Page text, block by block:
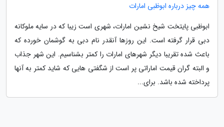
همه چیز درباره ابوظبی امارات
ابوظبی پایتخت شیخ نشین امارات، شهری است زیبا که در سایه ملوکانه
دبی قرار گرفته است. این روزها آنقدر نام دبی به گوشمان خورده که
باعث شده تقریبا دیگر شهرهای امارات را کمتر بشناسیم. این شهر جذاب
و البته گران قیمت اماراتی پر است از شگفتی هایی که شاید کمتر به آنها
پرداخته شده باشد. برای...